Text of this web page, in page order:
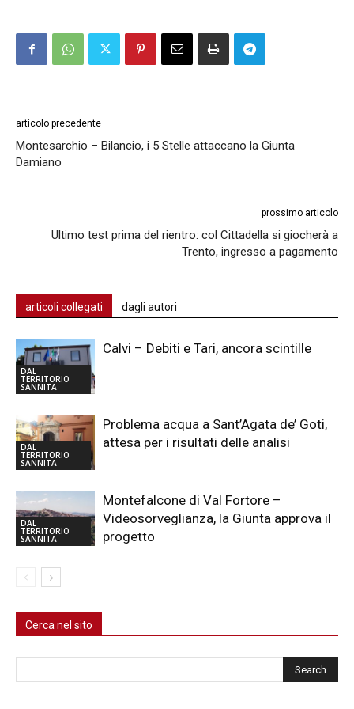
articolo precedente
Montesarchio – Bilancio, i 5 Stelle attaccano la Giunta
Damiano
prossimo articolo
Ultimo test prima del rientro: col Cittadella si giocherà a
Trento, ingresso a pagamento
articoli collegati dagli autori
DAL
TERRITORIO
SANNITA
Calvi – Debiti e Tari, ancora scintille
DAL
TERRITORIO
SANNITA
Problema acqua a Sant’Agata de’ Goti,
attesa per i risultati delle analisi
DAL
TERRITORIO
SANNITA
Montefalcone di Val Fortore –
Videosorveglianza, la Giunta approva il
progetto
Cerca nel sito